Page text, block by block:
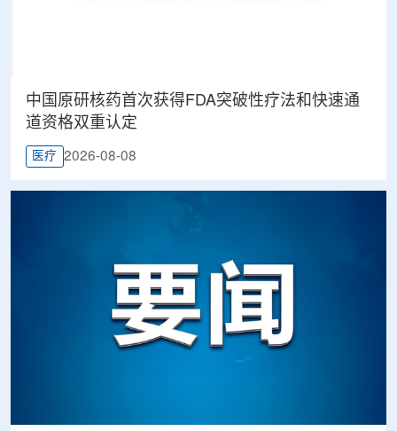
中国原研核药首次获得FDA突破性疗法和快速通
道资格双重认定
医疗 2026-08-08